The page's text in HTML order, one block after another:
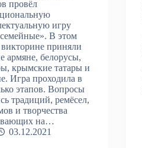
провёл
игру
В этом
викторине приняли
армяне, белорусы,
крымские татары и
Игра проходила в
этапов. Вопросы
традиций, ремёсел,
и творчества
на…
03.12.2021